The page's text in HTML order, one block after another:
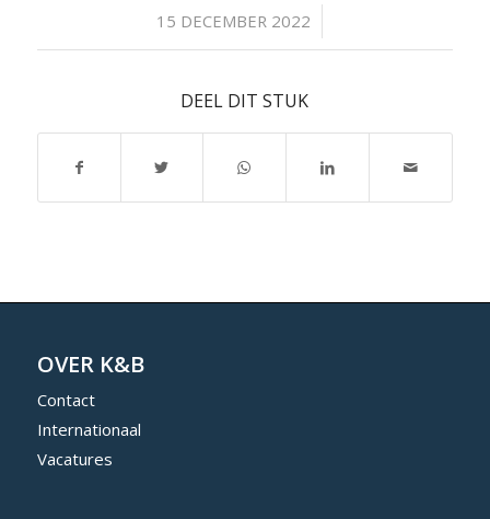
15 DECEMBER 2022
/
DEEL DIT STUK
OVER K&B
Contact
Internationaal
Vacatures